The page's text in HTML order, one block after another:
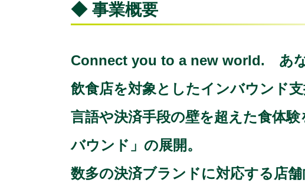
◆ 事業概要
Connect you to a new world. あ
飲食店を対象としたインバウンド支
言語や決済手段の壁を超えた食体
バウンド」の展開。
数多の決済ブランドに対応する店